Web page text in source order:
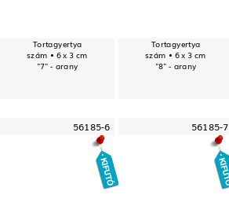
Tortagyertya
szám • 6 x 3 cm
"7" - arany
Tortagyertya
szám • 6 x 3 cm
"8" - arany
56185-6 56185-7